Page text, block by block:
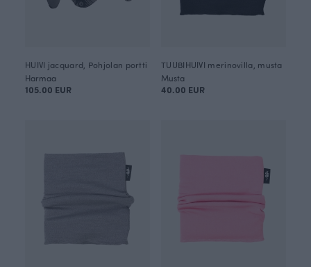
HUIVI jacquard, Pohjolan portti
Harmaa
105.00 EUR
TUUBIHUIVI merinovilla, musta
Musta
40.00 EUR